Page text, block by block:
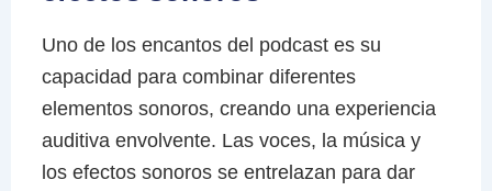
Uno de los encantos del podcast es su
capacidad para combinar diferentes
elementos sonoros, creando una experiencia
auditiva envolvente. Las voces, la música y
los efectos sonoros se entrelazan para dar